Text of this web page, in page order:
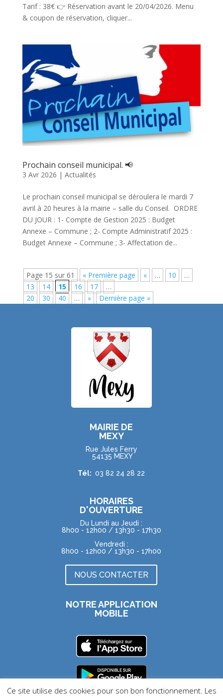
Tarif : 38€ 👉 Réservation avant le 20/04/2026. Menu
& coupon de réservation, cliquer...
Prochain conseil municipal. 📢
3 Avr 2026 | Actualités
Le prochain conseil municipal se déroulera le mardi 7
avril à 20 heures à la mairie – salle du Conseil. ORDRE
DU JOUR : 1- Compte de Gestion 2025 : Budget
Annexe – Commune ; 2- Compte Administratif 2025 :
Budget Annexe – Commune ; 3- Affectation de...
Page 15 sur 61 « Première page « … 10
…
13
14 15 16 17
…
20
30 40 … » Dernière page »
MAIRIE DE
MEXY
Rue Jules Ferry
54135 MEXY
Tél: 03 82 24 28 22
HORAIRES
D'OUVERTURE
Du Lundi au Jeudi :
8h00 - 12h00 / 13h30 - 17h30
Vendredi :
8h00 - 12h00 / 13h30 - 17h00
NOUS CONTACTER
NOTRE APPLICATION
MOBILE
Ce site utilise des cookies pour son bon fonctionnement. Les